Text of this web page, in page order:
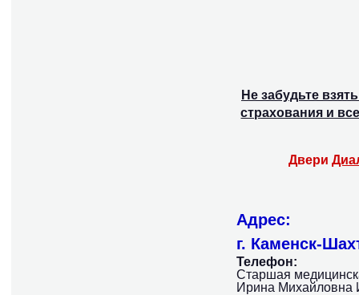
Не забудьте
страхования и
Двери
Адрес:
г. Каменск-
Телефон:
Старшая
Ирина Михайловна